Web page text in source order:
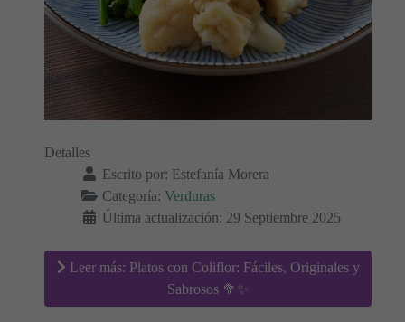
Detalles
Escrito por: Estefanía Morera
Categoría: Verduras
Última actualización: 29 Septiembre 2025
Leer más: Platos con Coliflor: Fáciles, Originales y
Sabrosos 🥦✨